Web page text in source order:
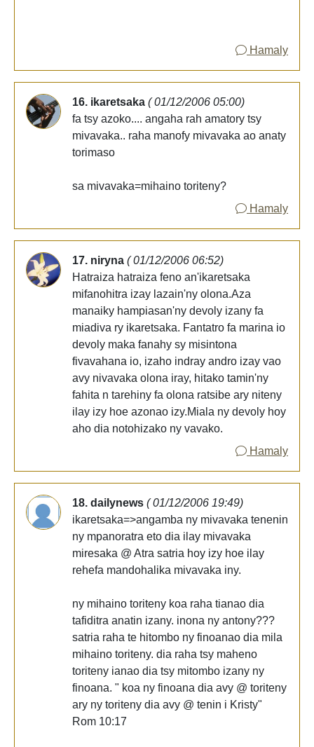
Hamaly
16. ikaretsaka ( 01/12/2006 05:00)
fa tsy azoko.... angaha rah amatory tsy
mivavaka.. raha manofy mivavaka ao anaty
torimaso
sa mivavaka=mihaino toriteny?
Hamaly
17. niryna ( 01/12/2006 06:52)
Hatraiza hatraiza feno an'ikaretsaka
mifanohitra izay lazain'ny olona.Aza
manaiky hampiasan'ny devoly izany fa
miadiva ry ikaretsaka. Fantatro fa marina io
devoly maka fanahy sy misintona
fivavahana io, izaho indray andro izay vao
avy nivavaka olona iray, hitako tamin'ny
fahita n tarehiny fa olona ratsibe ary niteny
ilay izy hoe azonao izy.Miala ny devoly hoy
aho dia notohizako ny vavako.
Hamaly
18. dailynews ( 01/12/2006 19:49)
ikaretsaka=>angamba ny mivavaka tenenin
ny mpanoratra eto dia ilay mivavaka
miresaka @ Atra satria hoy izy hoe ilay
rehefa mandohalika mivavaka iny.
ny mihaino toriteny koa raha tianao dia
tafiditra anatin izany. inona ny antony???
satria raha te hitombo ny finoanao dia mila
mihaino toriteny. dia raha tsy maheno
toriteny ianao dia tsy mitombo izany ny
finoana. " koa ny finoana dia avy @ toriteny
ary ny toriteny dia avy @ tenin i Kristy"
Rom 10:17